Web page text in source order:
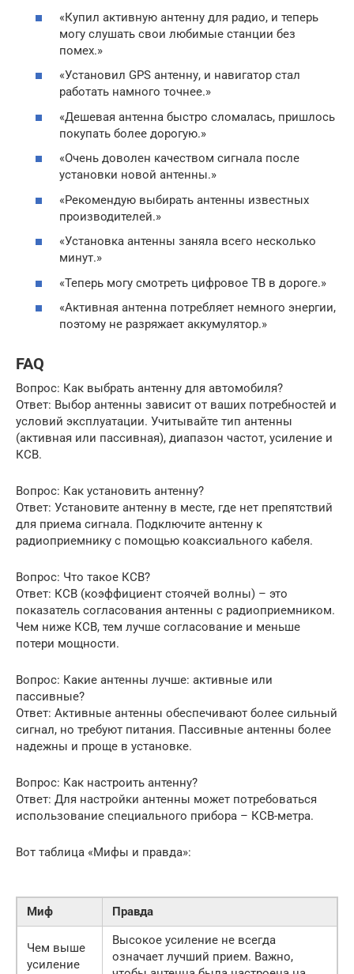
«Купил активную антенну для радио, и теперь
могу слушать свои любимые станции без
помех.»
«Установил GPS антенну, и навигатор стал
работать намного точнее.»
«Дешевая антенна быстро сломалась, пришлось
покупать более дорогую.»
«Очень доволен качеством сигнала после
установки новой антенны.»
«Рекомендую выбирать антенны известных
производителей.»
«Установка антенны заняла всего несколько
минут.»
«Теперь могу смотреть цифровое ТВ в дороге.»
«Активная антенна потребляет немного энергии,
поэтому не разряжает аккумулятор.»
FAQ
Вопрос: Как выбрать антенну для автомобиля?
Ответ: Выбор антенны зависит от ваших потребностей и
условий эксплуатации. Учитывайте тип антенны
(активная или пассивная), диапазон частот, усиление и
КСВ.
Вопрос: Как установить антенну?
Ответ: Установите антенну в месте, где нет препятствий
для приема сигнала. Подключите антенну к
радиоприемнику с помощью коаксиального кабеля.
Вопрос: Что такое КСВ?
Ответ: КСВ (коэффициент стоячей волны) – это
показатель согласования антенны с радиоприемником.
Чем ниже КСВ, тем лучше согласование и меньше
потери мощности.
Вопрос: Какие антенны лучше: активные или
пассивные?
Ответ: Активные антенны обеспечивают более сильный
сигнал, но требуют питания. Пассивные антенны более
надежны и проще в установке.
Вопрос: Как настроить антенну?
Ответ: Для настройки антенны может потребоваться
использование специального прибора – КСВ-метра.
Вот таблица «Мифы и правда»:
Миф Правда
Чем выше
усиление
Высокое усиление не всегда
означает лучший прием. Важно,